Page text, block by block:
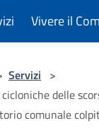
Vivere il
Servizi >
delle
comunale